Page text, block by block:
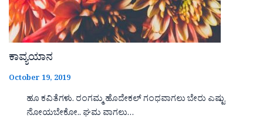
ಕಾವ್ಯಯಾನ
October 19, 2019
ಹೂ ಕವಿತೆಗಳು. ರಂಗಮ್ಮ ಹೊದೇಕಲ್ ಗಂಧವಾಗಲು ಬೇರು ಎಷ್ಟು
ನೋಯಬೇಕೋ.. ಘಮ ವಾಗಲು…